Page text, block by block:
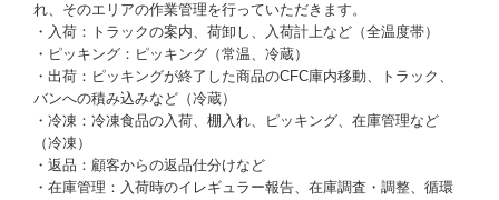
れ、そのエリアの作業管理を行っていただきます。
・入荷：トラックの案内、荷卸し、入荷計上など（全温度帯）
・ピッキング：ピッキング（常温、冷蔵）
・出荷：ピッキングが終了した商品のCFC庫内移動、トラック、
バンへの積み込みなど（冷蔵）
・冷凍：冷凍食品の入荷、棚入れ、ピッキング、在庫管理など
（冷凍）
・返品：顧客からの返品仕分けなど
・在庫管理：入荷時のイレギュラー報告、在庫調査・調整、循環